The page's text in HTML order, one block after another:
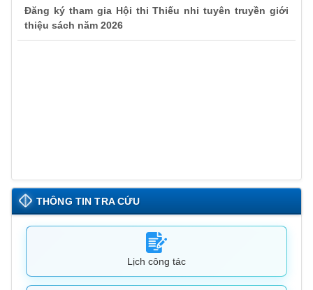
Đăng ký tham gia Hội thi Thiếu nhi tuyên truyền giới
thiệu sách năm 2026
THÔNG TIN TRA CỨU
Lịch công tác